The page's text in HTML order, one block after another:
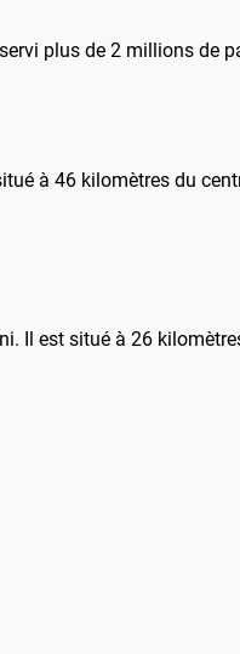
plus de 2 millions de
à 46 kilomètres du
Il est situé à 26